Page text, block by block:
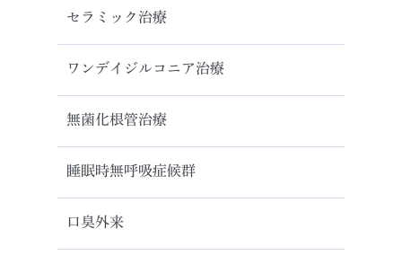
セラミック治療
ワンデイジルコニア治療
無菌化根管治療
睡眠時無呼吸症候群
口臭外来